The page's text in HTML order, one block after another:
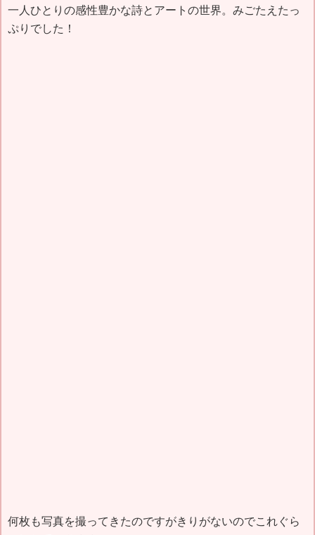
一人ひとりの感性豊かな詩とアートの世界。みごたえたっ
ぷりでした！
何枚も写真を撮ってきたのですがきりがないのでこれぐら